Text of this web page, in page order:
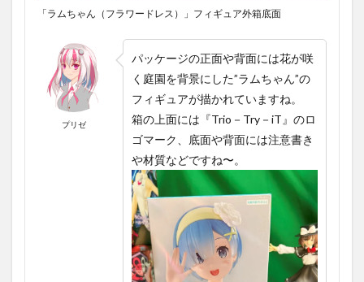
「ラムちゃん（フラワードレス）」フィギュア外箱底面
プリゼ
パッケージの正面や背面には花が咲
く庭園を背景にした”ラムちゃん”の
フィギュアが描かれていますね。
箱の上面には『Trio－Try－iT 』のロ
ゴマーク、底面や背面には注意書き
や材質などですね〜。